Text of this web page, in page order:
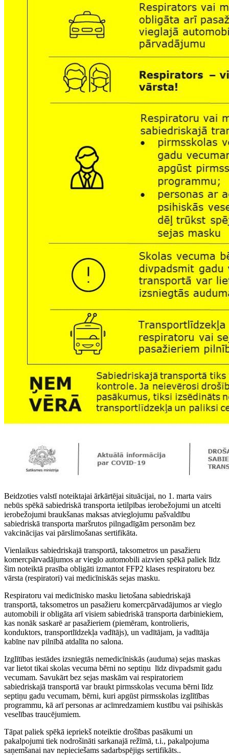
Beidzoties valstī noteiktajai ārkārtējai situācijai, no 1. marta vairs
nebūs spēkā sabiedriskā transporta ietilpības ierobežojumi un atcelti
ierobežojumi braukšanas maksas atvieglojumu pašvaldību
sabiedriskā transporta maršrutos pilngadīgām personām bez
vakcinācijas vai pārslimošanas sertifikāta.
Vienlaikus sabiedriskajā transportā, taksometros un pasažieru
komercpārvadājumos ar vieglo automobili aizvien spēkā paliek līdz
šim noteiktā prasība obligāti izmantot FFP2 klases respiratoru bez
vārsta (respiratori) vai medicīniskās sejas masku.
Respiratoru vai medicīnisko masku lietošana sabiedriskajā
transportā, taksometros un pasažieru komercpārvadājumos ar vieglo
automobili ir obligāta arī visiem sabiedriskā transporta darbiniekiem,
kas nonāk saskarē ar pasažieriem (piemēram, kontrolieris,
konduktors, transportlīdzekļa vadītājs), un vadītājam, ja vadītāja
kabīne nav pilnībā atdalīta no salona.
Izglītības iestādes izsniegtās nemedicīniskās (auduma) sejas maskas
var lietot tikai skolas vecuma bērni no septiņu līdz divpadsmit gadu
vecumam. Savukārt bez sejas maskām vai respiratoriem
sabiedriskajā transportā var braukt pirmsskolas vecuma bērni līdz
septiņu gadu vecumam, bērni, kuri apgūst pirmsskolas izglītības
programmu, kā arī personas ar acīmredzamiem kustību vai psihiskās
veselības traucējumiem.
Tāpat paliek spēkā iepriekš noteiktie drošības pasākumi un
pakalpojumi tiek nodrošināti sarkanajā režīmā, t.i., pakalpojuma
saņemšanai nav nepieciešams sadarbspējigs sertifikāts..